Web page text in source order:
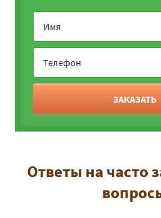
ЗАКАЗАТЬ
Ответы на часто